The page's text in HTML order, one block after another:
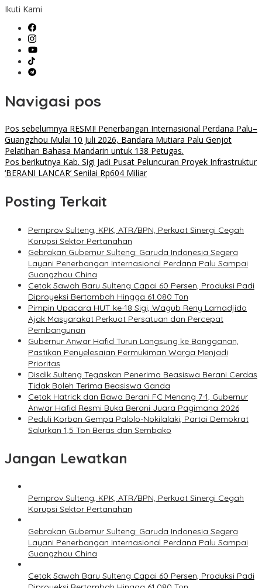
Ikuti Kami
Navigasi pos
Pos sebelumnya RESMI! Penerbangan Internasional Perdana Palu–
Guangzhou Mulai 10 Juli 2026, Bandara Mutiara Palu Genjot
Pelatihan Bahasa Mandarin untuk 138 Petugas.
Pos berikutnya Kab. Sigi Jadi Pusat Peluncuran Proyek Infrastruktur
‘BERANI LANCAR’ Senilai Rp604 Miliar
Posting Terkait
Pemprov Sulteng, KPK, ATR/BPN, Perkuat Sinergi Cegah
Korupsi Sektor Pertanahan
Gebrakan Gubernur Sulteng: Garuda Indonesia Segera
Layani Penerbangan Internasional Perdana Palu Sampai
Guangzhou China
Cetak Sawah Baru Sulteng Capai 60 Persen, Produksi Padi
Diproyeksi Bertambah Hingga 61.080 Ton
Pimpin Upacara HUT ke-18 Sigi, Wagub Reny Lamadjido
Ajak Masyarakat Perkuat Persatuan dan Percepat
Pembangunan
Gubernur Anwar Hafid Turun Langsung ke Bongganan,
Pastikan Penyelesaian Permukiman Warga Menjadi
Prioritas
Disdik Sulteng Tegaskan Penerima Beasiswa Berani Cerdas
Tidak Boleh Terima Beasiswa Ganda
Cetak Hatrick dan Bawa Berani FC Menang 7-1, Gubernur
Anwar Hafid Resmi Buka Berani Juara Pagimana 2026
Peduli Korban Gempa Palolo-Nokilalaki, Partai Demokrat
Salurkan 1,5 Ton Beras dan Sembako
Jangan Lewatkan
Pemprov Sulteng, KPK, ATR/BPN, Perkuat Sinergi Cegah
Korupsi Sektor Pertanahan
Gebrakan Gubernur Sulteng: Garuda Indonesia Segera
Layani Penerbangan Internasional Perdana Palu Sampai
Guangzhou China
Cetak Sawah Baru Sulteng Capai 60 Persen, Produksi Padi